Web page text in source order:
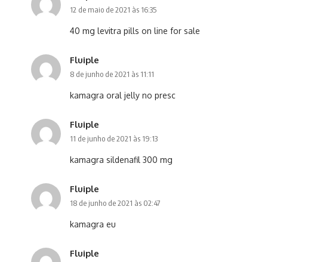
12 de maio de 2021 às 16:35
40 mg levitra pills on line for sale
Fluiple
8 de junho de 2021 às 11:11
kamagra oral jelly no presc
Fluiple
11 de junho de 2021 às 19:13
kamagra sildenafil 300 mg
Fluiple
18 de junho de 2021 às 02:47
kamagra eu
Fluiple